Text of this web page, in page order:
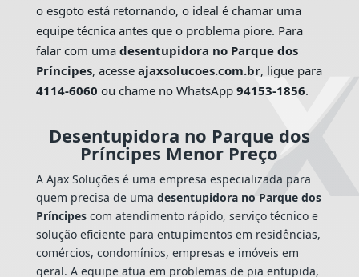
o esgoto está retornando, o ideal é chamar uma
equipe técnica antes que o problema piore. Para
falar com uma desentupidora no Parque dos
Príncipes, acesse ajaxsolucoes.com.br, ligue para
4114-6060 ou chame no WhatsApp 94153-1856.
Desentupidora no Parque dos
Príncipes Menor Preço
A Ajax Soluções é uma empresa especializada para
quem precisa de uma desentupidora no Parque dos
Príncipescom atendimento rápido, serviço técnico e
solução eficiente para entupimentos em residências,
comércios, condomínios, empresas e imóveis em
geral. A equipe atua em problemas de pia entupida,